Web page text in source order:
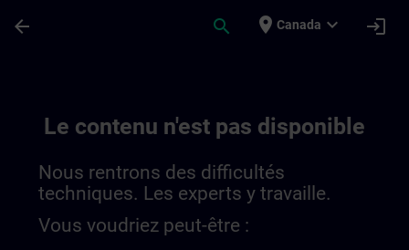
arrow_back search place Canada expand_more login
Le contenu n'est pas disponible
Nous rentrons des difficultés
techniques. Les experts y travaille.
Vous voudriez peut-être :